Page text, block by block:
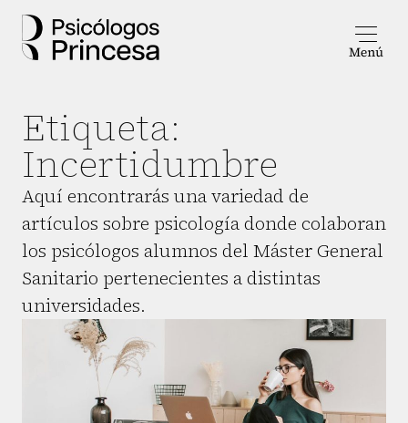
Etiqueta:
Incertidumbre
Aquí encontrarás una variedad de
artículos sobre psicología donde colaboran
los psicólogos alumnos del Máster General
Sanitario pertenecientes a distintas
universidades.